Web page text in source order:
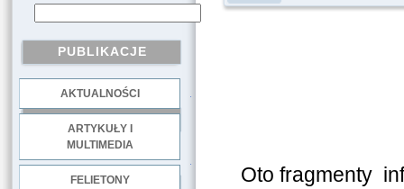
PUBLIKACJE
AKTUALNOŚCI
ARTYKUŁY I
MULTIMEDIA
FELIETONY
Oto fragmenty